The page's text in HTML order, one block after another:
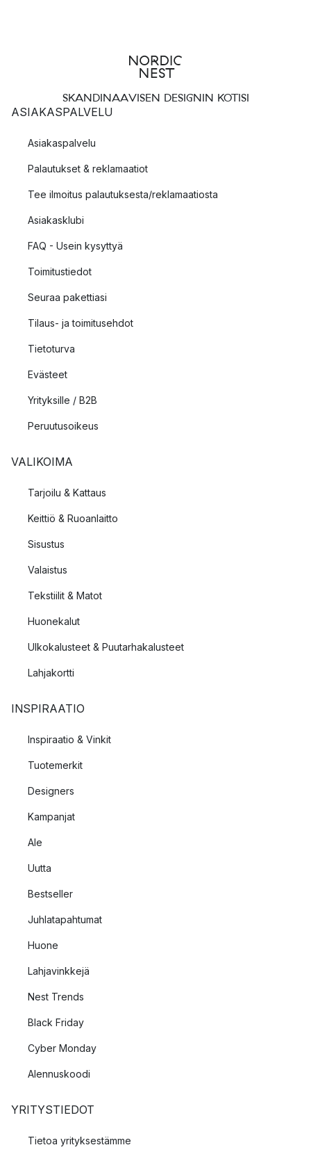
SKANDINAAVISEN DESIGNIN KOTISI
ASIAKASPALVELU
Asiakaspalvelu
Palautukset & reklamaatiot
Tee ilmoitus palautuksesta/reklamaatiosta
Asiakasklubi
FAQ - Usein kysyttyä
Toimitustiedot
Seuraa pakettiasi
Tilaus- ja toimitusehdot
Tietoturva
Evästeet
Yrityksille / B2B
Peruutusoikeus
VALIKOIMA
Tarjoilu & Kattaus
Keittiö & Ruoanlaitto
Sisustus
Valaistus
Tekstiilit & Matot
Huonekalut
Ulkokalusteet & Puutarhakalusteet
Lahjakortti
INSPIRAATIO
Inspiraatio & Vinkit
Tuotemerkit
Designers
Kampanjat
Ale
Uutta
Bestseller
Juhlatapahtumat
Huone
Lahjavinkkejä
Nest Trends
Black Friday
Cyber Monday
Alennuskoodi
YRITYSTIEDOT
Tietoa yrityksestämme